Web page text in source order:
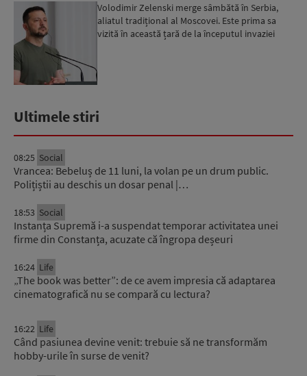
Volodimir Zelenski merge sâmbătă în Serbia,
aliatul tradițional al Moscovei. Este prima sa
vizită în această țară de la începutul invaziei
Ultimele stiri
08:25 Social
Vrancea: Bebeluș de 11 luni, la volan pe un drum public.
Polițiștii au deschis un dosar penal |…
18:53 Social
Instanța Supremă i-a suspendat temporar activitatea unei
firme din Constanța, acuzate că îngropa deșeuri
16:24 Life
„The book was better”: de ce avem impresia că adaptarea
cinematografică nu se compară cu lectura?
16:22 Life
Când pasiunea devine venit: trebuie să ne transformăm
hobby-urile în surse de venit?